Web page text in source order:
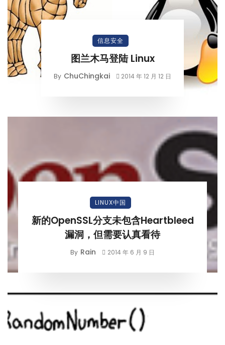
信息安全
图兰木马登陆 Linux
By ChuChingkai 2014 年 12 月 12 日
LINUX中国
新的OpenSSL分支未包含Heartbleed
漏洞，但需要认真看待
By Rain 2014 年 6 月 9 日